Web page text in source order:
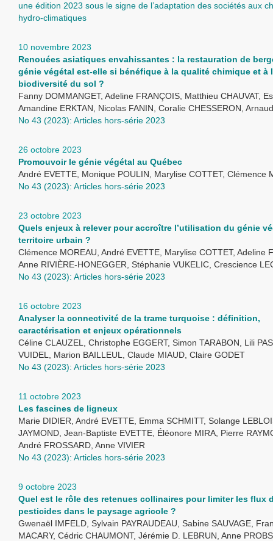
une édition 2023 sous le signe de l’adaptation des sociétés aux
hydro-climatiques
10 novembre 2023
Renouées asiatiques envahissantes : la restauration de
génie végétal est-elle si bénéfique à la qualité chimique et à
biodiversité du sol ?
Fanny DOMMANGET, Adeline FRANÇOIS, Matthieu CHAUVAT,
Amandine ERKTAN, Nicolas FANIN, Coralie CHESSERON,
No 43 (2023): Articles hors-série 2023
26 octobre 2023
Promouvoir le génie végétal au Québec
André EVETTE, Monique POULIN, Marylise COTTET, Clémence
No 43 (2023): Articles hors-série 2023
23 octobre 2023
Quels enjeux à relever pour accroître l’utilisation du génie
territoire urbain ?
Clémence MOREAU, André EVETTE, Marylise COTTET, Adeline
Anne RIVIÈRE-HONEGGER, Stéphanie VUKELIC, Crescience
No 43 (2023): Articles hors-série 2023
16 octobre 2023
Analyser la connectivité de la trame turquoise : définition,
caractérisation et enjeux opérationnels
Céline CLAUZEL, Christophe EGGERT, Simon TARABON, Lili
VUIDEL, Marion BAILLEUL, Claude MIAUD, Claire GODET
No 43 (2023): Articles hors-série 2023
11 octobre 2023
Les fascines de ligneux
Marie DIDIER, André EVETTE, Emma SCHMITT, Solange
JAYMOND, Jean-Baptiste EVETTE, Éléonore MIRA, Pierre
André FROSSARD, Anne VIVIER
No 43 (2023): Articles hors-série 2023
9 octobre 2023
Quel est le rôle des retenues collinaires pour limiter les flux
pesticides dans le paysage agricole ?
Gwenaël IMFELD, Sylvain PAYRAUDEAU, Sabine SAUVAGE,
MACARY, Cédric CHAUMONT, Jérémie D. LEBRUN, Anne